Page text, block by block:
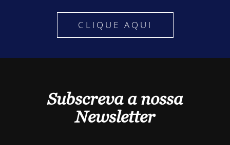
CLIQUE AQUI
Subscreva a nossa
Newsletter